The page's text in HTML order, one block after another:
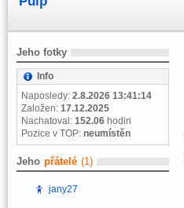
Jeho fotky
Info
Naposledy: 2.8.2026 13:41:14
Založen: 17.12.2025
Nachatoval: 152.06 hodin
Pozice v TOP: neumístěn
Jeho přátelé (1)
jany27